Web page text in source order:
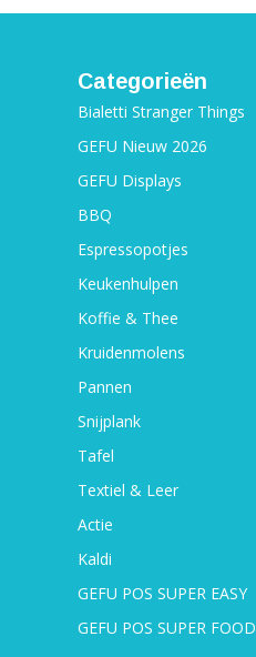
Categorieën
Bialetti Stranger Things
GEFU Nieuw 2026
GEFU Displays
BBQ
Espressopotjes
Keukenhulpen
Koffie & Thee
Kruidenmolens
Pannen
Snijplank
Tafel
Textiel & Leer
Actie
Kaldi
GEFU POS SUPER EASY
GEFU POS SUPER FOOD